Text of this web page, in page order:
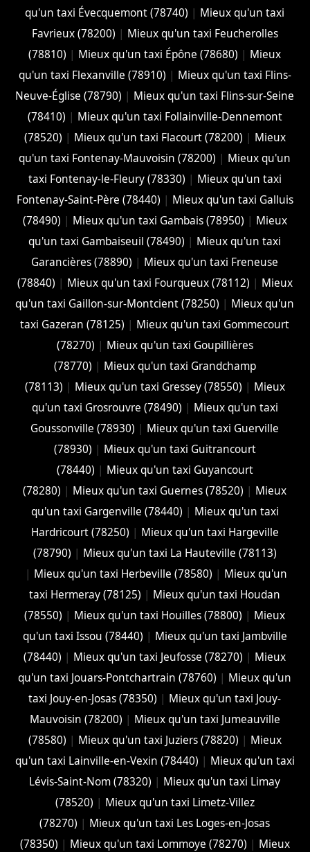
qu'un taxi Évecquemont (78740) | Mieux qu'un taxi
Favrieux (78200) | Mieux qu'un taxi Feucherolles
(78810) | Mieux qu'un taxi Épône (78680) | Mieux
qu'un taxi Flexanville (78910) | Mieux qu'un taxi Flins-
Neuve-Église (78790) | Mieux qu'un taxi Flins-sur-Seine
(78410) | Mieux qu'un taxi Follainville-Dennemont
(78520) | Mieux qu'un taxi Flacourt (78200) | Mieux
qu'un taxi Fontenay-Mauvoisin (78200) | Mieux qu'un
taxi Fontenay-le-Fleury (78330) | Mieux qu'un taxi
Fontenay-Saint-Père (78440) | Mieux qu'un taxi Galluis
(78490) | Mieux qu'un taxi Gambais (78950) | Mieux
qu'un taxi Gambaiseuil (78490) | Mieux qu'un taxi
Garancières (78890) | Mieux qu'un taxi Freneuse
(78840) | Mieux qu'un taxi Fourqueux (78112) | Mieux
qu'un taxi Gaillon-sur-Montcient (78250) | Mieux qu'un
taxi Gazeran (78125) | Mieux qu'un taxi Gommecourt
(78270) | Mieux qu'un taxi Goupillières
(78770) | Mieux qu'un taxi Grandchamp
(78113) | Mieux qu'un taxi Gressey (78550) | Mieux
qu'un taxi Grosrouvre (78490) | Mieux qu'un taxi
Goussonville (78930) | Mieux qu'un taxi Guerville
(78930) | Mieux qu'un taxi Guitrancourt
(78440) | Mieux qu'un taxi Guyancourt
(78280) | Mieux qu'un taxi Guernes (78520) | Mieux
qu'un taxi Gargenville (78440) | Mieux qu'un taxi
Hardricourt (78250) | Mieux qu'un taxi Hargeville
(78790) | Mieux qu'un taxi La Hauteville (78113)
| Mieux qu'un taxi Herbeville (78580) | Mieux qu'un
taxi Hermeray (78125) | Mieux qu'un taxi Houdan
(78550) | Mieux qu'un taxi Houilles (78800) | Mieux
qu'un taxi Issou (78440) | Mieux qu'un taxi Jambville
(78440) | Mieux qu'un taxi Jeufosse (78270) | Mieux
qu'un taxi Jouars-Pontchartrain (78760) | Mieux qu'un
taxi Jouy-en-Josas (78350) | Mieux qu'un taxi Jouy-
Mauvoisin (78200) | Mieux qu'un taxi Jumeauville
(78580) | Mieux qu'un taxi Juziers (78820) | Mieux
qu'un taxi Lainville-en-Vexin (78440) | Mieux qu'un taxi
Lévis-Saint-Nom (78320) | Mieux qu'un taxi Limay
(78520) | Mieux qu'un taxi Limetz-Villez
(78270) | Mieux qu'un taxi Les Loges-en-Josas
(78350) | Mieux qu'un taxi Lommoye (78270) | Mieux